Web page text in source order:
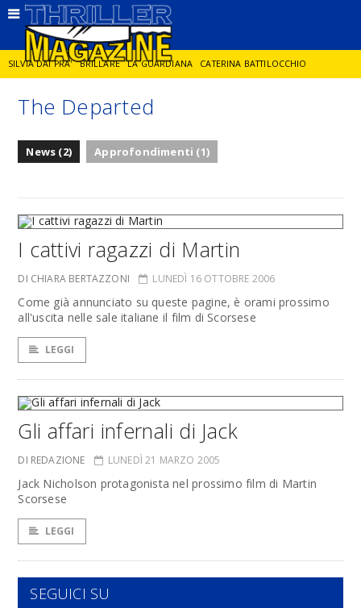
SILVIA DAI PRA' BRILLARE LA GUARDIANA CATERINA BATTILOCCHIO
JORGE DIAZ LA SPIA DELITTO IN CORNICE
The Departed
News (2) Approfondimenti (1)
I cattivi ragazzi di Martin
DI CHIARA BERTAZZONI LUNEDÌ 16 OTTOBRE 2006
Come già annunciato su queste pagine, è orami prossimo
all'uscita nelle sale italiane il film di Scorsese
LEGGI
Gli affari infernali di Jack
DI REDAZIONE LUNEDÌ 21 MARZO 2005
Jack Nicholson protagonista nel prossimo film di Martin
Scorsese
LEGGI
SEGUICI SU